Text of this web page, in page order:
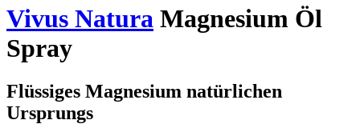
Vivus Natura Magnesium Öl
Spray
Flüssiges Magnesium natürlichen
Ursprungs